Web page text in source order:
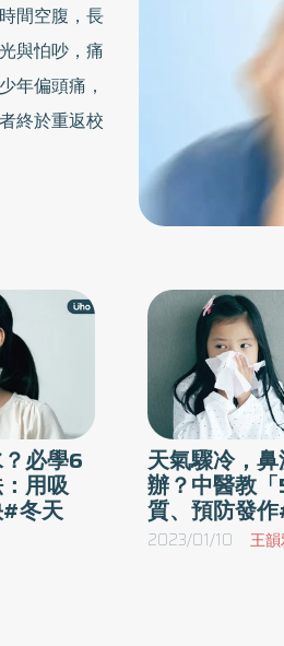
間空腹，長
與怕吵，痛
年偏頭痛，
終於重返校
必學6
用吸
冬天
天氣驟冷，
辦？中醫教
質、預防發
2023/01/10 王